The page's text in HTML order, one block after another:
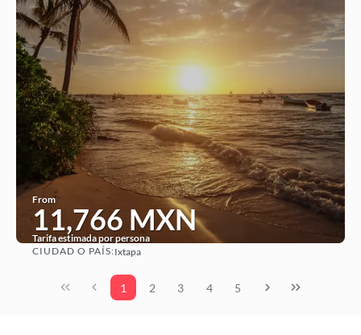
From
11,766 MXN
Tarifa estimada por persona
CIUDAD O PAÍS:Ixtapa
1 2 3 4 5